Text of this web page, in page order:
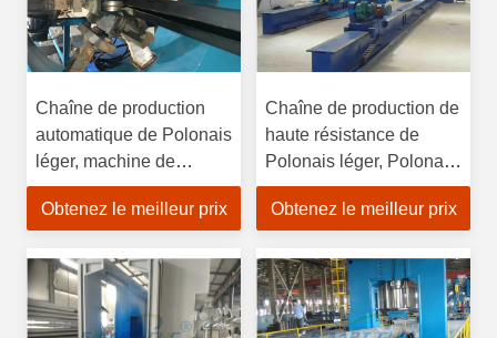
Chaîne de production
automatique de Polonais
léger, machine de
soudure octogonale de
Polonais léger
Obtenez le meilleur prix
Chaîne de production de
haute résistance de
Polonais léger, Polonais
électrique faisant la
machine
Obtenez le meilleur prix